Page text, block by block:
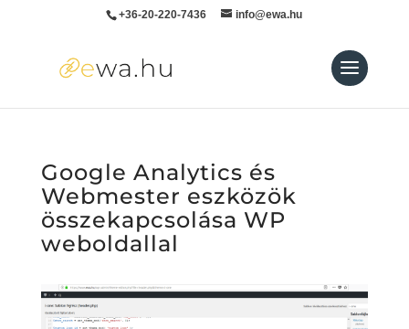
+36-20-220-7436 info@ewa.hu
Google Analytics és
Webmester eszközök
összekapcsolása WP
weboldallal